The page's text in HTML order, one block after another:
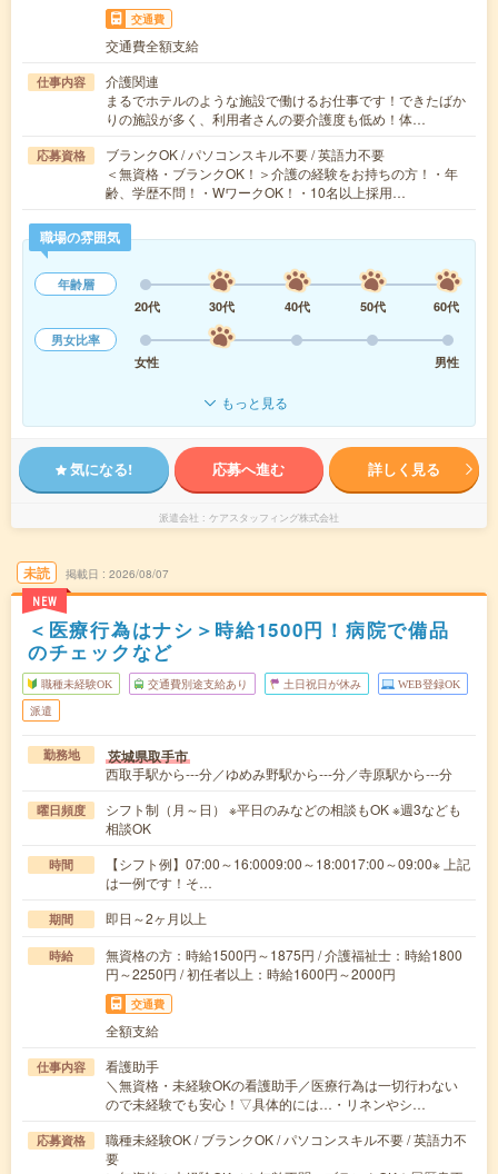
交通費
交通費全額支給
仕事内容
介護関連
まるでホテルのような施設で働けるお仕事です！できたばか
りの施設が多く、利用者さんの要介護度も低め！体…
応募資格
ブランクOK / パソコンスキル不要 / 英語力不要
＜無資格・ブランクOK！＞介護の経験をお持ちの方！・年
齢、学歴不問！・WワークOK！・10名以上採用…
職場の雰囲気
年齢層
20代
30代 40代 50代
60代
男女比率
女性
男性
もっと見る
気になる! 応募へ進む 詳しく見る
派遣会社 ケアスタッフィング株式会社
未読
NEW
掲載日 2026/08/07
＜医療行為はナシ＞時給1500円！病院で備品
のチェックなど
職種未経験OK 交通費別途支給あり 土日祝日が休み WEB登録OK
派遣
勤務地 茨城県取手市
西取手駅から---分／ゆめみ野駅から---分／寺原駅から---分
曜日頻度
シフト制（月～日） ※平日のみなどの相談もOK ※週3なども
相談OK
時間
【シフト例】07:00～16:0009:00～18:0017:00～09:00※ 上記
は一例です！そ…
期間 即日～2ヶ月以上
時給
無資格の方：時給1500円～1875円 / 介護福祉士：時給1800
円～2250円 / 初任者以上：時給1600円～2000円
交通費
全額支給
仕事内容
看護助手
＼無資格・未経験OKの看護助手／医療行為は一切行わない
ので未経験でも安心！▽具体的には…・リネンやシ…
応募資格
職種未経験OK / ブランクOK / パソコンスキル不要 / 英語力不
要